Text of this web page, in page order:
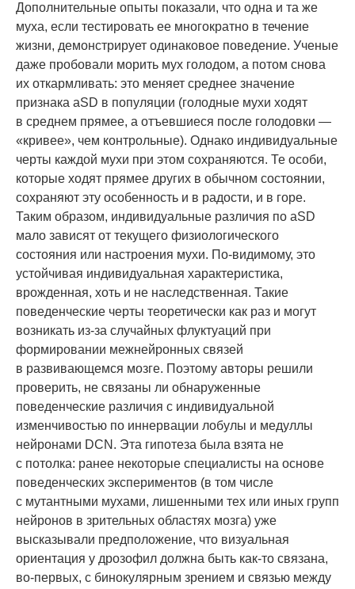
Дополнительные опыты показали, что одна и та же
муха, если тестировать ее многократно в течение
жизни, демонстрирует одинаковое поведение. Ученые
даже пробовали морить мух голодом, а потом снова
их откармливать: это меняет среднее значение
признака aSD в популяции (голодные мухи ходят
в среднем прямее, а отъевшиеся после голодовки —
«кривее», чем контрольные). Однако индивидуальные
черты каждой мухи при этом сохраняются. Те особи,
которые ходят прямее других в обычном состоянии,
сохраняют эту особенность и в радости, и в горе.
Таким образом, индивидуальные различия по aSD
мало зависят от текущего физиологического
состояния или настроения мухи. По-видимому, это
устойчивая индивидуальная характеристика,
врожденная, хоть и не наследственная. Такие
поведенческие черты теоретически как раз и могут
возникать из-за случайных флуктуаций при
формировании межнейронных связей
в развивающемся мозге. Поэтому авторы решили
проверить, не связаны ли обнаруженные
поведенческие различия с индивидуальной
изменчивостью по иннервации лобулы и медуллы
нейронами DCN. Эта гипотеза была взята не
с потолка: ранее некоторые специалисты на основе
поведенческих экспериментов (в том числе
с мутантными мухами, лишенными тех или иных групп
нейронов в зрительных областях мозга) уже
высказывали предположение, что визуальная
ориентация у дрозофил должна быть как-то связана,
во-первых, с бинокулярным зрением и связью между